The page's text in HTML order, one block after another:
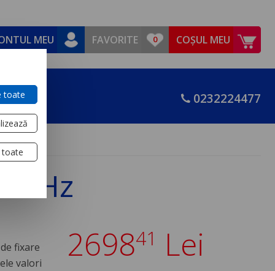
MEU FAVORITE COȘUL MEU
0232224477
Hz
fixare
valori
269841 Lei
toate
toate